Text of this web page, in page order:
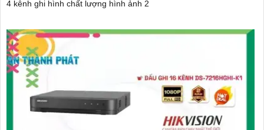
4 kênh ghi hình chất lượng hình ảnh 2